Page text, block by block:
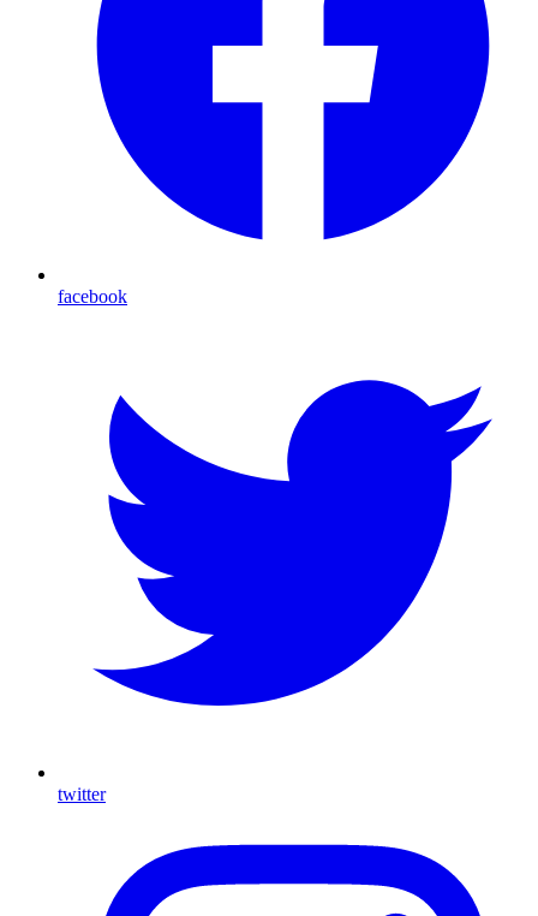
facebook
twitter